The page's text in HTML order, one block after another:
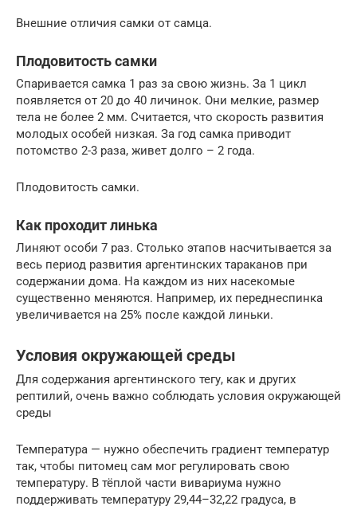
Внешние отличия самки от самца.
Плодовитость самки
Спаривается самка 1 раз за свою жизнь. За 1 цикл
появляется от 20 до 40 личинок. Они мелкие, размер
тела не более 2 мм. Считается, что скорость развития
молодых особей низкая. За год самка приводит
потомство 2-3 раза, живет долго – 2 года.
Плодовитость самки.
Как проходит линька
Линяют особи 7 раз. Столько этапов насчитывается за
весь период развития аргентинских тараканов при
содержании дома. На каждом из них насекомые
существенно меняются. Например, их переднеспинка
увеличивается на 25% после каждой линьки.
Условия окружающей среды
Для содержания аргентинского тегу, как и других
рептилий, очень важно соблюдать условия окружающей
среды
Температура — нужно обеспечить градиент температур
так, чтобы питомец сам мог регулировать свою
температуру. В тёплой части вивариума нужно
поддерживать температуру 29,44–32,22 градуса, в